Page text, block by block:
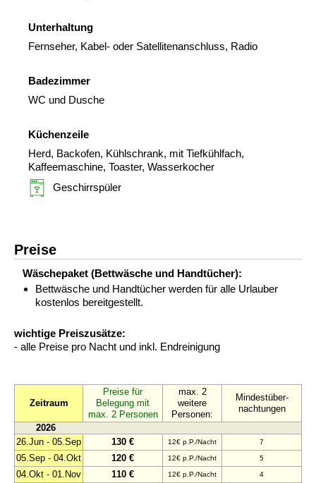
Unterhaltung
Fernseher, Kabel- oder Satellitenanschluss, Radio
Badezimmer
WC und Dusche
Küchenzeile
Herd, Backofen, Kühlschrank, mit Tiefkühlfach,
Kaffeemaschine, Toaster, Wasserkocher
Geschirrspüler
Preise
Wäschepaket (Bettwäsche und Handtücher):
Bettwäsche und Handtücher werden für alle Urlauber
kostenlos bereitgestellt.
wichtige Preiszusätze:
- alle Preise pro Nacht und inkl. Endreinigung
Zeitraum
Preise für
Belegung mit
max. 2 Personen
max. 2
weitere
Personen:
Mindestüber-
nachtungen
2026
26.Jun - 05.Sep
130 € 12€ p.P./Nacht 7
05.Sep - 04.Okt 120 € 12€ p.P./Nacht 5
04.Okt - 01.Nov 110 € 12€ p.P./Nacht 4